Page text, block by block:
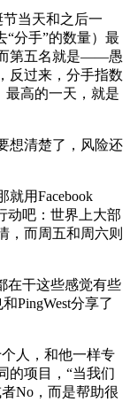
当天和之后一
“分手”的数量）最
第五名就是——愚
反过来，分手指数
最高的一天，就是
想清楚了，风险还
用Facebook
动吧：世界上大部
，而周五和周六则
在干这些感觉有些
PingWest分享了
个人，和他一样专
的项目，“当我们
No，而是帮助很